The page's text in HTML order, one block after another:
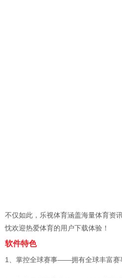
不仅如此，乐视体育涵盖海量体育资
忱欢迎热爱体育的用户下载体验！
软件特色
1、掌控全球赛事——拥有全球丰富赛